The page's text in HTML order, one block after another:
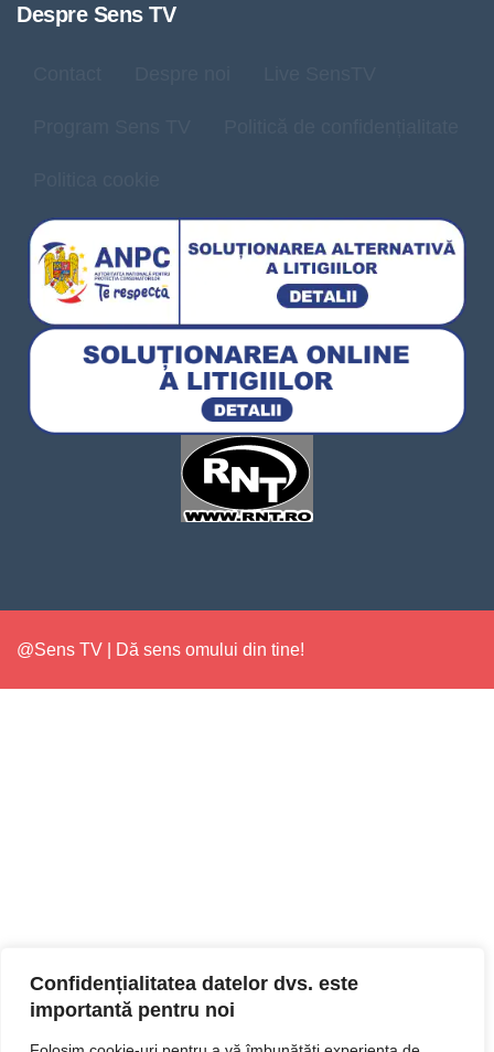
Confidențialitatea datelor dvs. este
importantă pentru noi
Despre Sens TV
@Sens TV | Dă sens omului din tine!